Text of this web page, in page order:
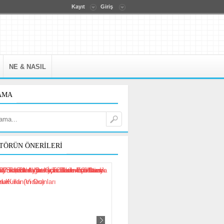
Kayıt Giriş
NE & NASIL
ÖNERILERI